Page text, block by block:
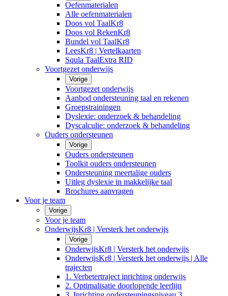
Oefenmaterialen
Alle oefenmaterialen
Doos vol TaalKr8
Doos vol RekenKr8
Bundel vol TaalKr8
LeesKr8 | Vertelkaarten
Squla TaalExtra RID
Voortgezet onderwijs
Vorige
Voortgezet onderwijs
Aanbod ondersteuning taal en rekenen
Groepstrainingen
Dyslexie: onderzoek & behandeling
Dyscalculie: onderzoek & behandeling
Ouders ondersteunen
Vorige
Ouders ondersteunen
Toolkit ouders ondersteunen
Ondersteuning meertalige ouders
Uitleg dyslexie in makkelijke taal
Brochures aanvragen
Voor je team
Vorige
Voor je team
OnderwijsKr8 | Versterk het onderwijs
Vorige
OnderwijsKr8 | Versterk het onderwijs
OnderwijsKr8 | Versterk het onderwijs | Alle
trajecten
1. Verbetertraject inrichting onderwijs
2. Optimalisatie doorlopende leerlijn